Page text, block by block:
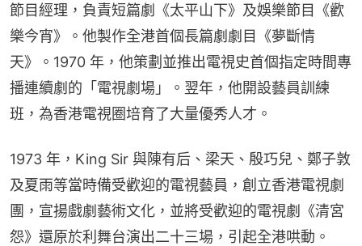
節目經理，負責短篇劇《太平山下》及娛樂節目《歡
樂今宵》。他製作全港首個長篇劇劇目《夢斷情
天》。1970 年，他策劃並推出電視史首個指定時間專
播連續劇的「電視劇場」。翌年，他開設藝員訓練
班，為香港電視圈培育了大量優秀人才。
1973 年，King Sir 與陳有后、梁天、殷巧兒、鄭子敦
及夏雨等當時備受歡迎的電視藝員，創立香港電視劇
團，宣揚戲劇藝術文化，並將受歡迎的電視劇《清宮
怨》還原於利舞台演出二十三場，引起全港哄動。